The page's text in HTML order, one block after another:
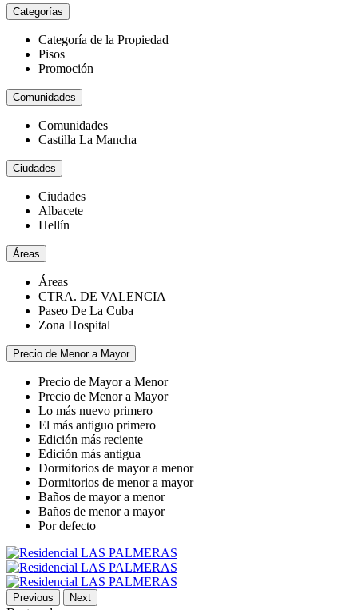
Categorías
Categoría de la Propiedad
Pisos
Promoción
Comunidades
Comunidades
Castilla La Mancha
Ciudades
Ciudades
Albacete
Hellín
Áreas
Áreas
CTRA. DE VALENCIA
Paseo De La Cuba
Zona Hospital
Precio de Menor a Mayor
Precio de Mayor a Menor
Precio de Menor a Mayor
Lo más nuevo primero
El más antiguo primero
Edición más reciente
Edición más antigua
Dormitorios de mayor a menor
Dormitorios de menor a mayor
Baños de mayor a menor
Baños de menor a mayor
Por defecto
Previous Next